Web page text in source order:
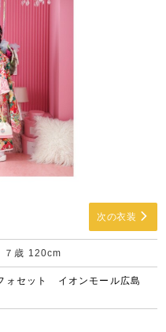
次の衣装
７歳 120cm
ォセット イオンモール広島